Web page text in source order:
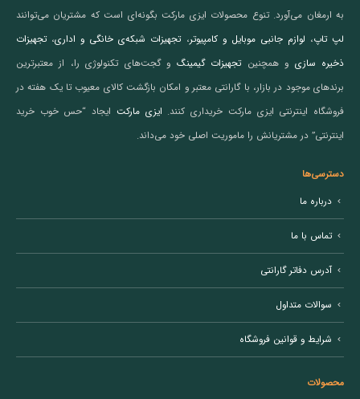
به ارمغان می‌آورد. تنوع محصولات ایزی مارکت بگونه‌ای است که مشتریان می‌توانند
لپ تاپ، لوازم جانبی موبایل و کامپیوتر،تجهیزات شبکه‌ی خانگی و اداری،تجهیزات
ذخیره سازی و همچنینتجهیزات گیمینگ و گجت‌های تکنولوژی را، از معتبرترین
برندهای موجود در بازار، با گارانتی معتبر و امکان بازگشت کالای معیوب تا یک هفته در
فروشگاه اینترنتی ایزی مارکت خریداری کنند. ایزی مارکت ایجاد “حس خوب خرید
اینترنتی” در مشتریانش را ماموریت اصلی خود می‌داند.
دسترسی‌ها
درباره ما
تماس با ما
آدرس دفاتر گارانتی
سوالات متداول
شرایط و قوانین فروشگاه
محصولات